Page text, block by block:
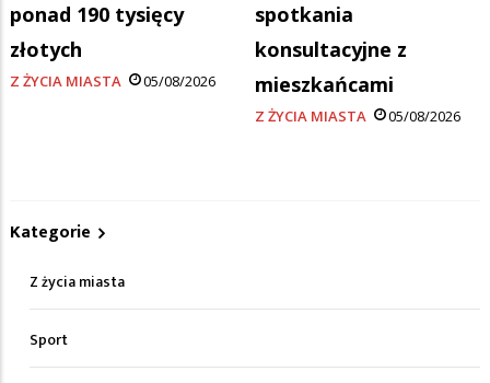
ponad 190 tysięcy
złotych
Z ŻYCIA MIASTA 05/08/2026
spotkania
konsultacyjne z
mieszkańcami
Z ŻYCIA MIASTA 05/08/2026
Kategorie
Z życia miasta
Sport